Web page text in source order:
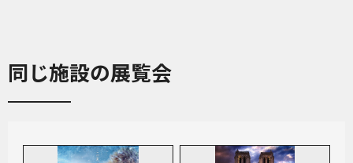
同じ施設の展覧会